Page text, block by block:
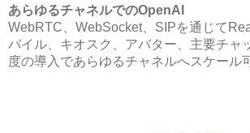
あらゆるチャネルでのOpenAI
WebRTC、WebSocket、SIPを通じて
バイル、キオスク、アバター、主要チャ
度の導入であらゆるチャネルへスケール